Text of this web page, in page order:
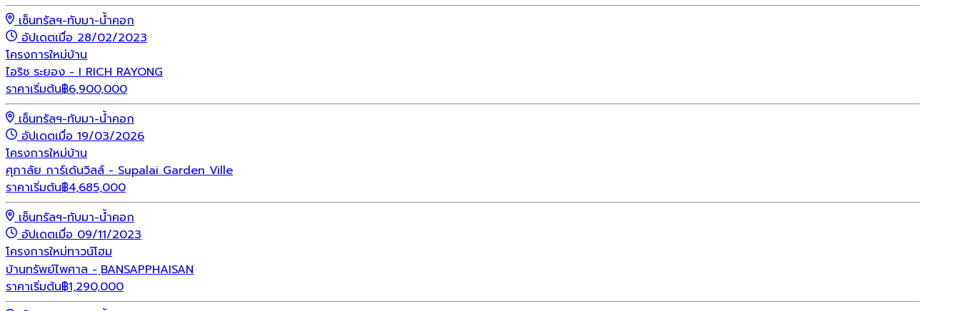
เซ็นทรัลฯ-ทับมา-น้ำคอก
อัปเดตเมื่อ 28/02/2023
โครงการใหม่บ้าน
ไอริช ระยอง - I RICH RAYONG
ราคาเริ่มต้น฿6,900,000
เซ็นทรัลฯ-ทับมา-น้ำคอก
อัปเดตเมื่อ 19/03/2026
โครงการใหม่บ้าน
ศุภาลัย การ์เด้นวิลล์ - Supalai Garden Ville
ราคาเริ่มต้น฿4,685,000
เซ็นทรัลฯ-ทับมา-น้ำคอก
อัปเดตเมื่อ 09/11/2023
โครงการใหม่ทาวน์โฮม
บ้านทรัพย์ไพศาล - ฺBANSAPPHAISAN
ราคาเริ่มต้น฿1,290,000